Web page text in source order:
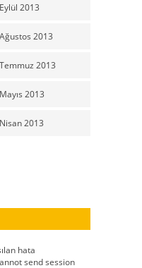
Eylül 2013
Ağustos 2013
Temmuz 2013
Mayıs 2013
Nisan 2013
hata
send session